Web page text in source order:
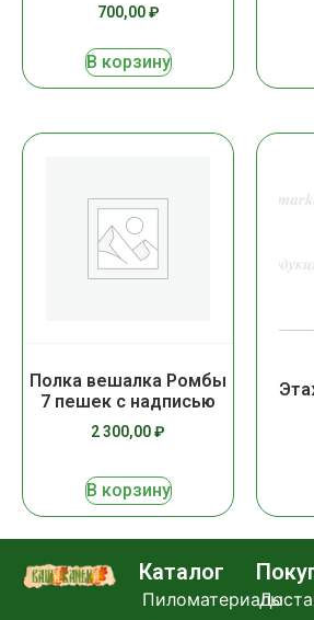
700,00₽
В корзину
Полка вешалка Ромбы
7 пешек с надписью
2 300,00₽
В корзину
Каталог
Пиломатериалы